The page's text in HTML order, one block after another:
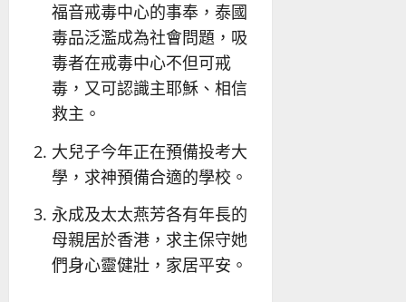
福音戒毒中心的事奉，泰國
毒品泛濫成為社會問題，吸
毒者在戒毒中心不但可戒
毒，又可認識主耶穌、相信
救主。
大兒子今年正在預備投考大
學，求神預備合適的學校。
永成及太太燕芳各有年長的
母親居於香港，求主保守她
們身心靈健壯，家居平安。